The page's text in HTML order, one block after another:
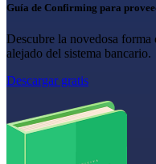
Guía de Confirming para
Descubre la novedosa
alejado del sistema bancario.
Descargar gratis